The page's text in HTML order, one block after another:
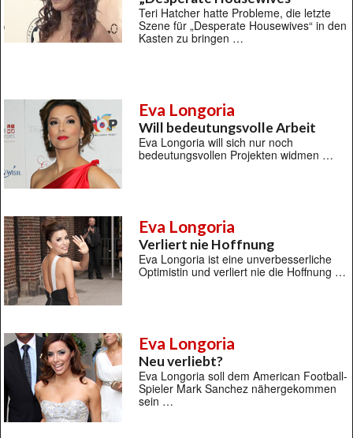
Teri Hatcher hatte Probleme, die letzte
Szene für „Desperate Housewives“ in den
Kasten zu bringen …
Eva Longoria
Will bedeutungsvolle Arbeit
Eva Longoria will sich nur noch
bedeutungsvollen Projekten widmen …
Eva Longoria
Verliert nie Hoffnung
Eva Longoria ist eine unverbesserliche
Optimistin und verliert nie die Hoffnung …
Eva Longoria
Neu verliebt?
Eva Longoria soll dem American Football-
Spieler Mark Sanchez nähergekommen
sein …